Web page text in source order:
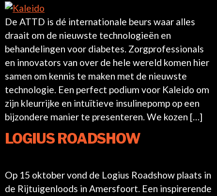
De ATTD is dé internationale beurs waar alles
draait om de nieuwste technologieën en
behandelingen voor diabetes. Zorgprofessionals
en innovators van over de hele wereld komen hier
samen om kennis te maken met de nieuwste
technologie. Een perfect podium voor Kaleido om
zijn kleurrijke en intuïtieve insulinepomp op een
bijzondere manier te presenteren. We kozen […]
LOGIUS ROADSHOW
Op 15 oktober vond de Logius Roadshow plaats in
de Rijtuigenloods in Amersfoort. Een inspirerende